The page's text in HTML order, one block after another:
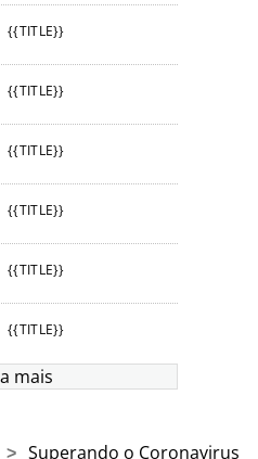
{{TITLE}}
{{TITLE}}
{{TITLE}}
{{TITLE}}
{{TITLE}}
{{TITLE}}
mais
Superando o Coronavirus